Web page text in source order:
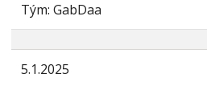
Tým: GabDaa
5.1.2025